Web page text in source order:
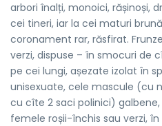
arbori înalți, monoici, rășinoși,
cei tineri, iar la cei maturi
coronament rar, răsfirat.
verzi, dispuse – în smocuri de
pe cei lungi, așezate izolat în
unisexuate, cele mascule (cu
cu cîte 2 saci polinici)
femele roșii-închis sau verzi,